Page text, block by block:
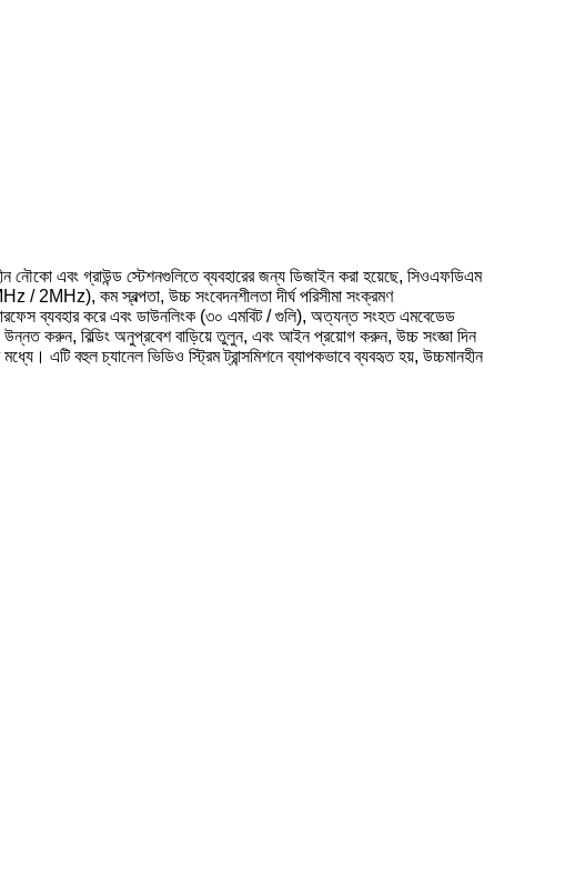
নৌকো এবং গ্রাউন্ড স্টেশনগুলিতে ব্যবহারের জন্য ডিজাইন করা হয়েছে, সিওএফডিএম
/ 2MHz), কম স্বল্পতা, উচ্চ সংবেদনশীলতা দীর্ঘ পরিসীমা সংক্রমণ
ব্যবহার করে এবং ডাউনলিংক (৩০ এমবিট / গুলি), অত্যন্ত সংহত এমবেডেড
উন্নত করুন, বিল্ডিং অনুপ্রবেশ বাড়িয়ে তুলুন, এবং আইন প্রয়োগ করুন, উচ্চ সংজ্ঞা দিন
এটি বহুল চ্যানেল ভিডিও স্ট্রিম ট্রান্সমিশনে ব্যাপকভাবে ব্যবহৃত হয়, উচ্চমানহীন